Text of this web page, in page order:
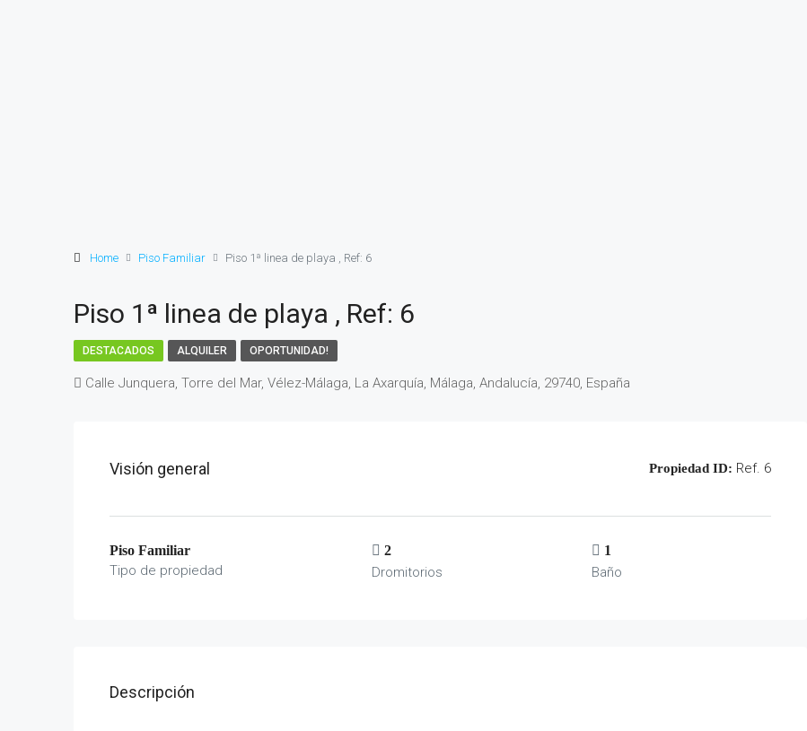
Home Piso Familiar Piso 1ª linea de playa , Ref: 6
Piso 1ª linea de playa , Ref: 6
DESTACADOS ALQUILER OPORTUNIDAD!
Calle Junquera, Torre del Mar, Vélez-Málaga, La Axarquía, Málaga, Andalucía, 29740, España
Visión general Propiedad ID: Ref. 6
Piso Familiar
Tipo de propiedad
2
Dromitorios
1
Baño
Descripción